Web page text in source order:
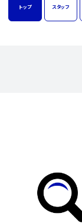
トップ スタッフ